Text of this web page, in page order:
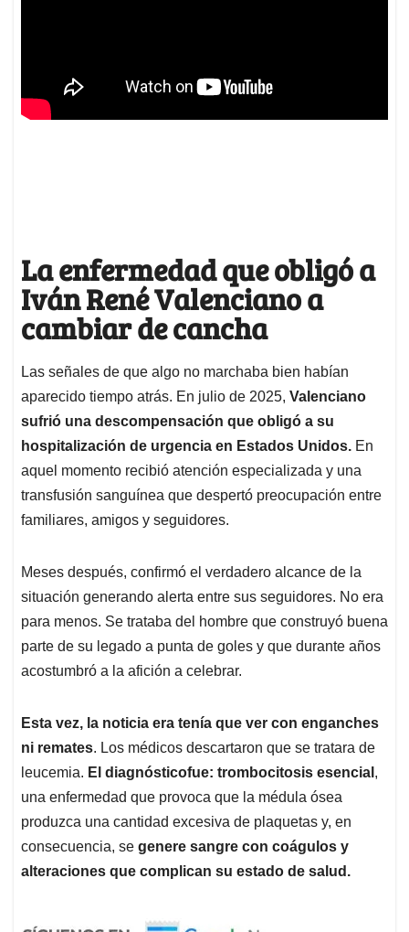
La enfermedad que obligó a
Iván René Valenciano a
cambiar de cancha
Las señales de que algo no marchaba bien habían
aparecido tiempo atrás. En julio de 2025, Valenciano
sufrió una descompensación que obligó a su
hospitalización de urgencia en Estados Unidos. En
aquel momento recibió atención especializada y una
transfusión sanguínea que despertó preocupación entre
familiares, amigos y seguidores.
Meses después, confirmó el verdadero alcance de la
situación generando alerta entre sus seguidores. No era
para menos. Se trataba del hombre que construyó buena
parte de su legado a punta de goles y que durante años
acostumbró a la afición a celebrar.
Esta vez, la noticia era tenía que ver con enganches
ni remates. Los médicos descartaron que se tratara de
leucemia. El diagnósticofue: trombocitosis esencial ,
una enfermedad que provoca que la médula ósea
produzca una cantidad excesiva de plaquetas y, en
consecuencia, se genere sangre con coágulos y
alteraciones que complican su estado de salud.